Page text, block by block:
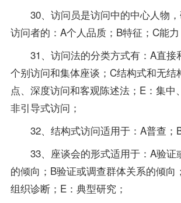
30、访问员是访问中的中心人物，
访问者的：A个人品质；B特征；C能力
31、访问法的分类方式有：A直接
个别访问和集体座谈；C结构式和无结
点、深度访问和客观陈述法；E：集中
非引导式访问；
32、结构式访问适用于：A普查；B
33、座谈会的形式适用于：A验证
的倾向；B验证或调查群体关系的倾向
组织诊断；E：典型研究；